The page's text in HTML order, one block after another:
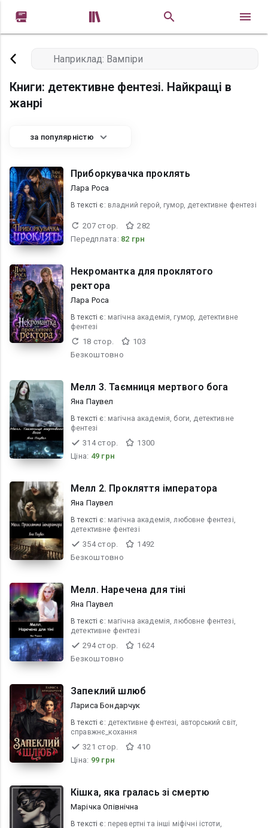
 
Книги: детективне фентезі. Найкращі в
жанрі
за популярністю
Приборкувачка проклять
Лара Роса
В текcті є: владний герой, гумор, детективне фентезі
207 стор.
282
Передплата: 82 грн
Некромантка для проклятого
ректора
Лара Роса
В текcті є: магічна академія, гумор, детективне
фентезі
18 стор.
103
Безкоштовно
Мелл 3. Таємниця мертвого бога
Яна Паувел
В текcті є: магічна академія, боги, детективне
фентезі
314 стор.
1300
Ціна: 49 грн
Мелл 2. Прокляття імператора
Яна Паувел
В текcті є: магічна академія, любовне фентезі,
детективне фентезі
354 стор.
1492
Безкоштовно
Мелл. Наречена для тіні
Яна Паувел
В текcті є: магічна академія, любовне фентезі,
детективне фентезі
294 стор.
1624
Безкоштовно
Запеклий шлюб
Лариса Бондарчук
В текcті є: детективне фентезі, авторський світ,
справжнє_кохання
321 стор.
410
Ціна: 99 грн
Кішка, яка гралась зі смертю
Марічка Опівнічна
В текcті є: перевертні та інші міфічні істоти,